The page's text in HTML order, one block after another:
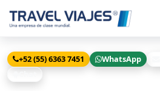
+52 (55) 6363 7451 WhatsApp